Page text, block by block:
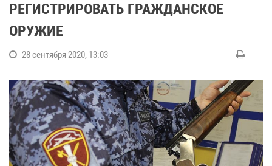
РЕГИСТРИРОВАТЬ ГРАЖДАНСКОЕ
ОРУЖИЕ
28 сентября 2020, 13:03